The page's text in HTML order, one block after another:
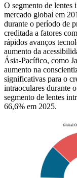
O segmento de lentes
mercado global em
durante o período de
creditada a fatores
rápidos avanços
aumento da
Ásia-Pacífico, como
aumento na
significativas para o
intraoculares durante
segmento de lentes
66,6% em 2025.